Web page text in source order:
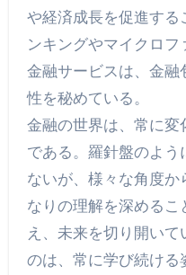
や経済成長を促進す
ンキングやマイクロ
金融サービスは、金
性を秘めている。
金融の世界は、常に変
である。羅針盤のよ
ないが、様々な角度
なりの理解を深める
え、未来を切り開い
のは、常に学び続ける